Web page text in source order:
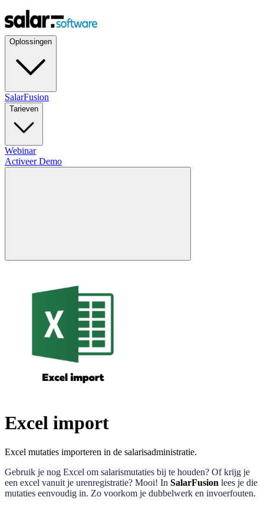
Oplossingen
SalarFusion
Tarieven
Webinar
Activeer Demo
Excel import
Excel mutaties importeren in de salarisadministratie.
Gebruik je nog Excel om salarismutaties bij te houden? Of krijg je
een excel vanuit je urenregistratie? Mooi! In SalarFusion lees je die
mutaties eenvoudig in. Zo voorkom je dubbelwerk en invoerfouten.